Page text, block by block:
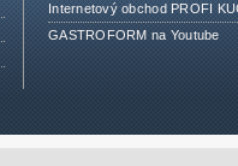
Internetový obchod PROFI
GASTROFORM na Youtube